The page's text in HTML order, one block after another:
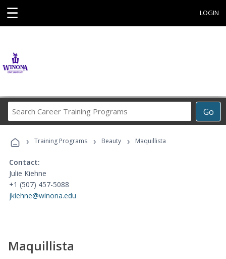
☰ LOGIN
Go
Career
Programs
› Training Programs › Beauty › Maquillista
Contact:
Julie Kiehne
+1 (507) 457-5088
jkiehne@winona.edu
Maquillista